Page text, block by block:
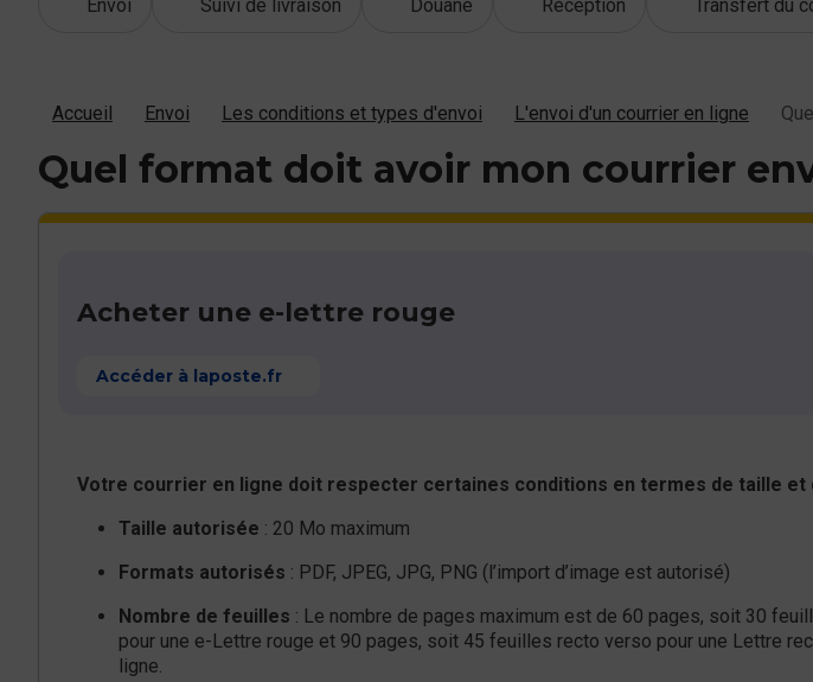
Envoi Suivi de livraison Douane Réception Transfert du
Accueil Envoi Les conditions et types d'envoi L'envoi d'un courrier en ligne
Quel format doit avoir mon courrier
Acheter une e-lettre rouge
Accéder à laposte.fr
Votre courrier en ligne doit respecter certaines conditions en termes de taille et
Taille autorisée : 20 Mo maximum
Formats autorisés : PDF, JPEG, JPG, PNG (l’import d’image est autorisé)
Nombre de feuilles : Le nombre de pages maximum est de 60 pages, soit 30
pour une e-Lettre rouge et 90 pages, soit 45 feuilles recto verso pour une Lettre
ligne.